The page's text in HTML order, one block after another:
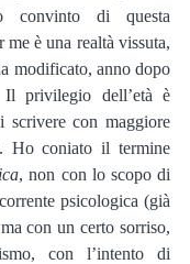
convinto di questa
me è una realtà vissuta,
modificato, anno dopo
privilegio dell’età è
scrivere con maggiore
, non con lo scopo di
psicologica (già
con un certo sorriso,
con l’intento di